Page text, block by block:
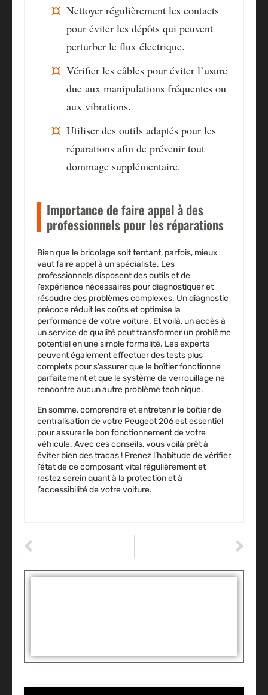
Nettoyer régulièrement les contacts
pour éviter les dépôts qui peuvent
perturber le flux électrique.
Vérifier les câbles pour éviter l’usure
due aux manipulations fréquentes ou
aux vibrations.
Utiliser des outils adaptés pour les
réparations afin de prévenir tout
dommage supplémentaire.
Importance de faire appel à des
professionnels pour les réparations
Bien que le bricolage soit tentant, parfois, mieux
vaut faire appel à un spécialiste. Les
professionnels disposent des outils et de
l’expérience nécessaires pour diagnostiquer et
résoudre des problèmes complexes. Un diagnostic
précoce réduit les coûts et optimise la
performance de votre voiture. Et voilà, un accès à
un service de qualité peut transformer un problème
potentiel en une simple formalité. Les experts
peuvent également effectuer des tests plus
complets pour s’assurer que le boîtier fonctionne
parfaitement et que le système de verrouillage ne
rencontre aucun autre problème technique.
En somme, comprendre et entretenir le boîtier de
centralisation de votre Peugeot 206 est essentiel
pour assurer le bon fonctionnement de votre
véhicule. Avec ces conseils, vous voilà prêt à
éviter bien des tracas ! Prenez l’habitude de vérifier
l’état de ce composant vital régulièrement et
restez serein quant à la protection et à
l’accessibilité de votre voiture.